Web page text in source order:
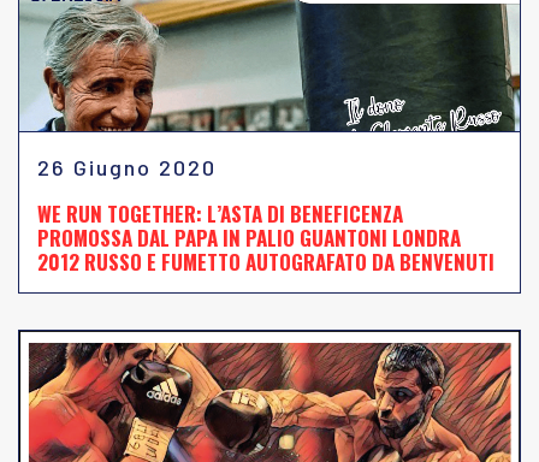
26 Giugno 2020
WE RUN TOGETHER: L’ASTA DI BENEFICENZA
PROMOSSA DAL PAPA IN PALIO GUANTONI LONDRA
2012 RUSSO E FUMETTO AUTOGRAFATO DA BENVENUTI